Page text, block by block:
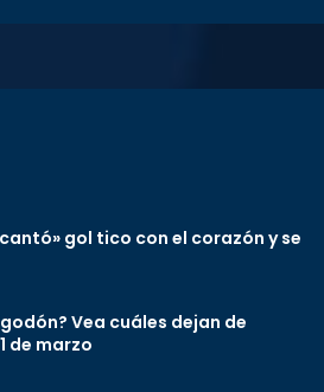
gol tico con el corazón y se
Vea cuáles dejan de
de marzo